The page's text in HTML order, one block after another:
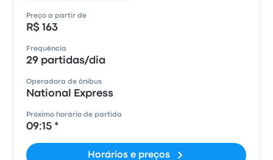
Preço a partir de
R$ 163
Frequência
29 partidas/dia
Operadora de ônibus
National Express
Próximo horário de partida
09:15 *
Horários e preços